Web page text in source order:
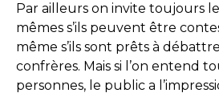
Par ailleurs on invite toujours
mêmes s’ils peuvent être
même s’ils sont prêts à
confrères. Mais si l’on entend
personnes, le public a